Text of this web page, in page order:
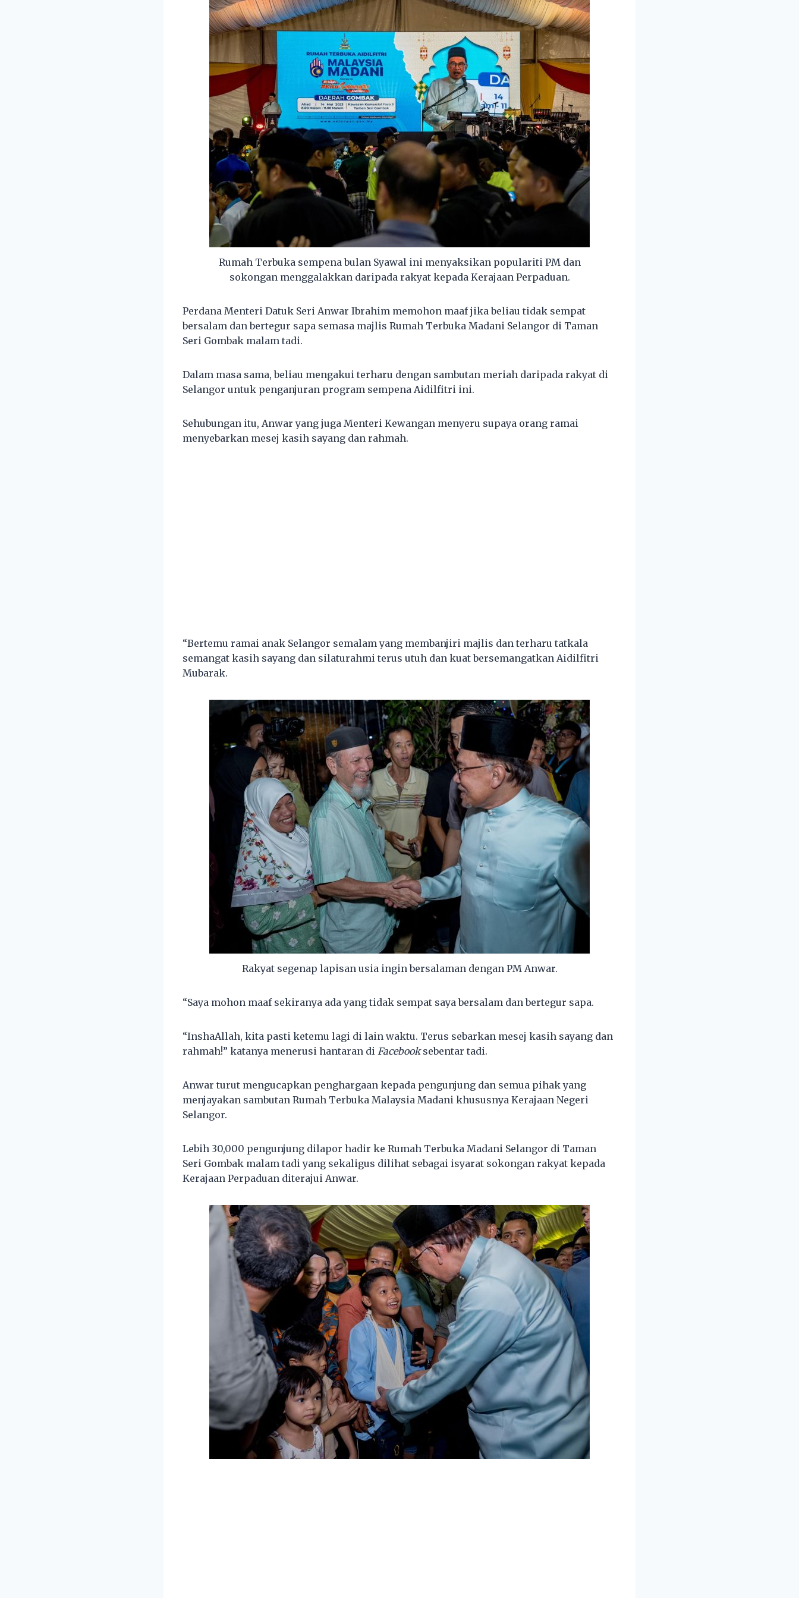
Rumah Terbuka sempena bulan Syawal ini menyaksikan populariti PM dan
sokongan menggalakkan daripada rakyat kepada Kerajaan Perpaduan.
Perdana Menteri Datuk Seri Anwar Ibrahim memohon maaf jika beliau tidak sempat
bersalam dan bertegur sapa semasa majlis Rumah Terbuka Madani Selangor di Taman
Seri Gombak malam tadi.
Dalam masa sama, beliau mengakui terharu dengan sambutan meriah daripada rakyat di
Selangor untuk penganjuran program sempena Aidilfitri ini.
Sehubungan itu, Anwar yang juga Menteri Kewangan menyeru supaya orang ramai
menyebarkan mesej kasih sayang dan rahmah.
“Bertemu ramai anak Selangor semalam yang membanjiri majlis dan terharu tatkala
semangat kasih sayang dan silaturahmi terus utuh dan kuat bersemangatkan Aidilfitri
Mubarak.
Rakyat segenap lapisan usia ingin bersalaman dengan PM Anwar.
“Saya mohon maaf sekiranya ada yang tidak sempat saya bersalam dan bertegur sapa.
“InshaAllah, kita pasti ketemu lagi di lain waktu. Terus sebarkan mesej kasih sayang dan
rahmah!” katanya menerusi hantaran di Facebooksebentar tadi.
Anwar turut mengucapkan penghargaan kepada pengunjung dan semua pihak yang
menjayakan sambutan Rumah Terbuka Malaysia Madani khususnya Kerajaan Negeri
Selangor.
Lebih 30,000 pengunjung dilapor hadir ke Rumah Terbuka Madani Selangor di Taman
Seri Gombak malam tadi yang sekaligus dilihat sebagai isyarat sokongan rakyat kepada
Kerajaan Perpaduan diterajui Anwar.